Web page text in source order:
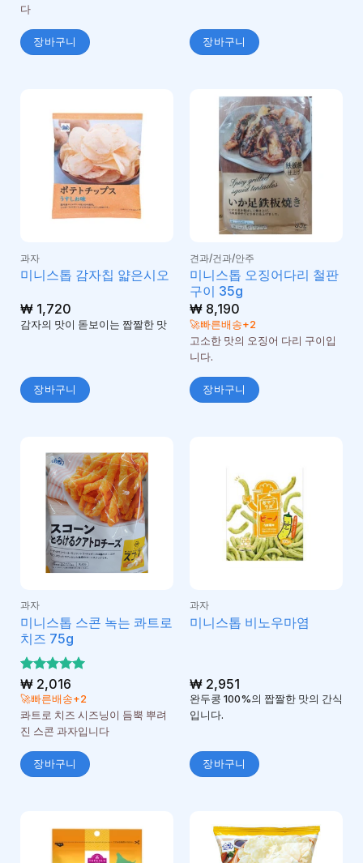
다
장바구니 장바구니
과자
미니스톱 감자칩 얇은시오
₩1,720
감자의 맛이 돋보이는 짭짤한 맛
장바구니
견과/건과/안주
미니스톱 오징어다리 철판
구이 35g
₩8,190
🚀빠른배송+2
고소한 맛의 오징어 다리 구이입
니다.
장바구니
과자
미니스톱 스콘 녹는 콰트로
치즈 75g
5 중에서
5로 평가
됨
₩2,016
🚀빠른배송+2
콰트로 치즈 시즈닝이 듬뿍 뿌려
진 스콘 과자입니다
장바구니
과자
미니스톱 비노우마염
₩2,951
완두콩 100%의 짭짤한 맛의 간식
입니다.
장바구니